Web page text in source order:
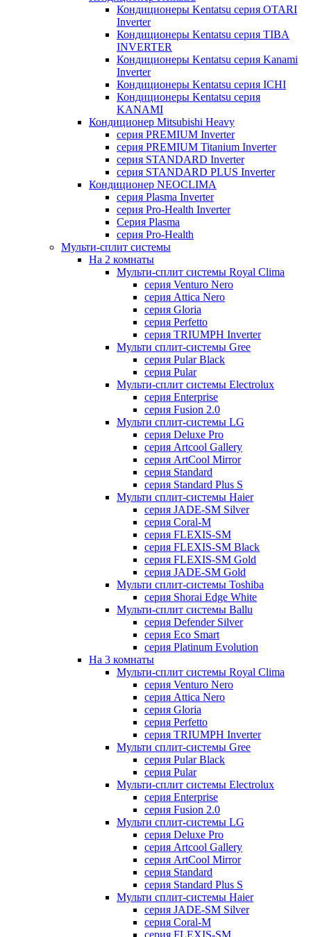
Кондиционеры Kentatsu серия OTARI
Inverter
Кондиционеры Kentatsu серия TIBA
INVERTER
Кондиционеры Kentatsu серия Kanami
Inverter
Кондиционеры Kentatsu серия ICHI
Кондиционеры Kentatsu серия
KANAMI
Кондиционер Mitsubishi Heavy
серия PREMIUM Inverter
серия PREMIUM Titanium Inverter
серия STANDARD Inverter
серия STANDARD PLUS Inverter
Кондиционер NEOCLIMA
серия Plasma Inverter
серия Pro-Health Inverter
Cерия Plasma
серия Pro-Health
Мульти-сплит системы
На 2 комнаты
Мульти-сплит системы Royal Clima
серия Venturo Nero
серия Attica Nero
серия Gloria
серия Perfetto
серия TRIUMPH Inverter
Мульти сплит-системы Gree
серия Pular Black
серия Pular
Мульти-сплит системы Electrolux
серия Enterprise
серия Fusion 2.0
Мульти сплит-системы LG
серия Deluxe Pro
серия Artcool Gallery
серия ArtCool Mirror
серия Standard
серия Standard Plus S
Мульти сплит-системы Haier
серия JADE-SM Silver
серия Coral-M
серия FLEXIS-SM
серия FLEXIS-SM Black
серия FLEXIS-SM Gold
серия JADE-SM Gold
Мульти сплит-системы Toshiba
серия Shorai Edge White
Мульти-сплит системы Ballu
серия Defender Silver
серия Eco Smart
серия Platinum Evolution
На 3 комнаты
Мульти-сплит системы Royal Clima
серия Venturo Nero
серия Attica Nero
серия Gloria
серия Perfetto
серия TRIUMPH Inverter
Мульти сплит-системы Gree
серия Pular Black
серия Pular
Мульти-сплит системы Electrolux
серия Enterprise
серия Fusion 2.0
Мульти сплит-системы LG
серия Deluxe Pro
серия Artcool Gallery
серия ArtCool Mirror
серия Standard
серия Standard Plus S
Мульти сплит-системы Haier
серия JADE-SM Silver
серия Coral-M
серия FLEXIS-SM